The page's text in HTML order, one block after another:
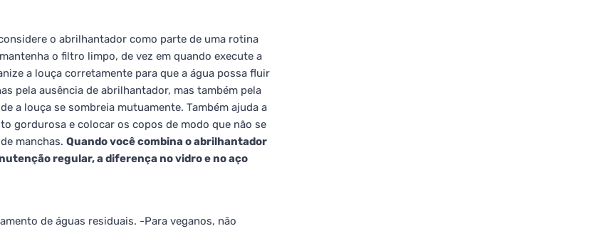
o abrilhantador como parte de uma rotina
o filtro limpo, de vez em quando execute a
a louça corretamente para que a água possa fluir
pela ausência de abrilhantador, mas também pela
a louça se sombreia mutuamente. Também ajuda a
gordurosa e colocar os copos de modo que não se
manchas. Quando você combina o abrilhantador
regular, a diferença no vidro e no aço
de águas residuais. -Para veganos, não